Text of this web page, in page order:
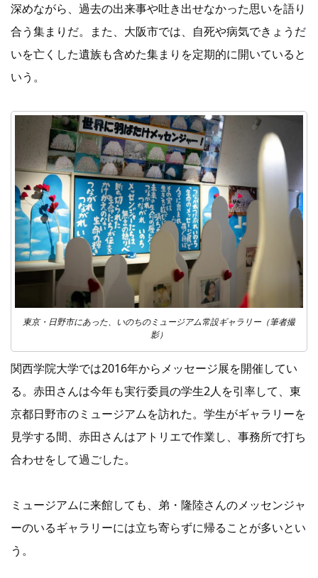
深めながら、過去の出来事や吐き出せなかった思いを語り
合う集まりだ。また、大阪市では、自死や病気できょうだ
いを亡くした遺族も含めた集まりを定期的に開いていると
いう。
東京・日野市にあった、いのちのミュージアム常設ギャラリー（筆者撮
影）
関西学院大学では2016年からメッセージ展を開催してい
る。赤田さんは今年も実行委員の学生2人を引率して、東
京都日野市のミュージアムを訪れた。学生がギャラリーを
見学する間、赤田さんはアトリエで作業し、事務所で打ち
合わせをして過ごした。
ミュージアムに来館しても、弟・隆陸さんのメッセンジャ
ーのいるギャラリーには立ち寄らずに帰ることが多いとい
う。